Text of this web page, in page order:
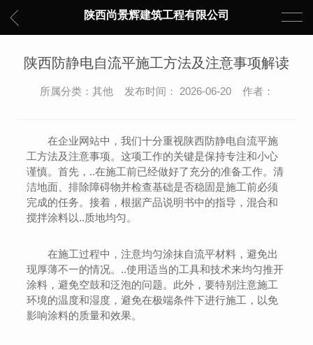
陕西尚景辉建筑工程有限公司
陕西防静电自流平施工方法及注意事项解读
所属分类：其他 发布时间： 2026-06-20 作者：
在企业网站中，我们十分重视陕西防静电自流平施
工方法及注意事项。这项工作的关键是保持专注和小心
谨慎。首先，..在施工前已经做好了充分的准备工作。清
洁地面、排除障碍物并检查基础是否稳固是施工前必须
完成的任务。接着，根据产品说明书中的指导，混合和
搅拌涂料以..质地均匀。
在施工过程中，注意均匀涂抹自流平材料，避免出
现厚薄不一的情况。..使用适当的工具和技术来均匀推开
涂料，避免空鼓和泛泡的问题。此外，要特别注意施工
环境的温度和湿度，避免在极端条件下进行施工，以免
影响涂料的质量和效果。